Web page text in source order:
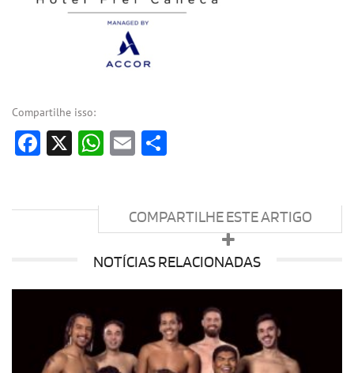
Compartilhe isso:
Facebook
X WhatsApp
Email
COMPARTILHE ESTE ARTIGO
NOTÍCIAS RELACIONADAS